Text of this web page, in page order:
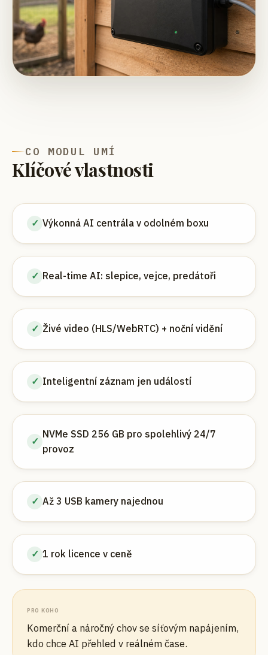
CO MODUL UMÍ
Klíčové vlastnosti
✓ Výkonná AI centrála v odolném boxu
✓ Real-time AI: slepice, vejce, predátoři
✓ Živé video (HLS/WebRTC) + noční vidění
✓ Inteligentní záznam jen událostí
✓
NVMe SSD 256 GB pro spolehlivý 24/7
provoz
✓ Až 3 USB kamery najednou
✓ 1 rok licence v ceně
PRO KOHO
Komerční a náročný chov se síťovým napájením,
kdo chce AI přehled v reálném čase.